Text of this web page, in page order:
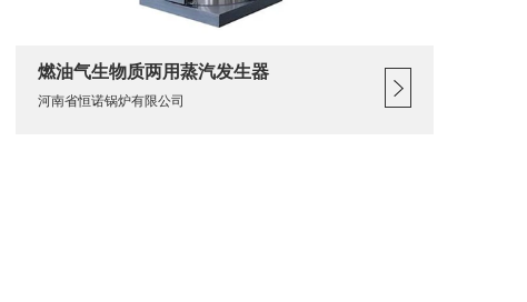
燃油气生物质两用蒸汽发生器
河南省恒诺锅炉有限公司